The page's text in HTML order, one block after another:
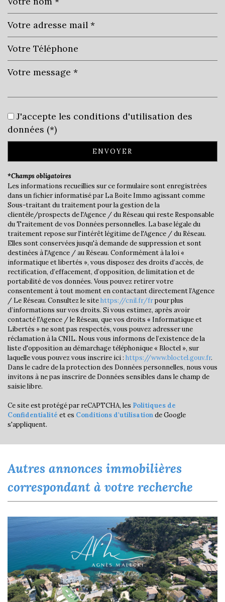
Bureau de poste
statistiques
Nombre d'habitants
Propriétaires (vs. locataires)
59,43 %
Taxe habitation
20,72 %
Taxe foncière
Habitants de moins de 25 ans
23,34 %
Habitants de 25 à 55 ans
Habitants de plus de 55 ans
Nombre d'enfants par famille
0,69
Familles sans enfant
58,85 %
Familles avec 1 ou 2 enfants
35,86 %
Maisons
61,91 %
Appartements
38,09 %
J'accepte les conditions d'utilisation des
données (*)
ENVOYER
*Champs obligatoires
Les informations recueillies sur ce formulaire sont enregistrées
dans un fichier informatisé par La Boite Immo agissant comme
Sous-traitant du traitement pour la gestion de la
clientèle/prospects de l'Agence / du Réseau qui reste Responsable
du Traitement de vos Données personnelles. La base légale du
traitement repose sur l'intérêt légitime de l'Agence / du Réseau.
Elles sont conservées jusqu'à demande de suppression et sont
destinées à l'Agence / au Réseau. Conformément à la loi «
informatique et libertés », vous disposez des droits d’accès, de
rectification, d’effacement, d’opposition, de limitation et de
portabilité de vos données. Vous pouvez retirer votre
consentement à tout moment en contactant directement l’Agence
/ Le Réseau. Consultez le sitehttps://cnil.fr/frpour plus
d’informations sur vos droits. Si vous estimez, après avoir
contacté l'Agence / le Réseau, que vos droits « Informatique et
Libertés » ne sont pas respectés, vous pouvez adresser une
réclamation à la CNIL. Nous vous informons de l’existence de la
liste d'opposition au démarchage téléphonique « Bloctel », sur
laquelle vous pouvez vous inscrire ici : https://www.bloctel.gouv.fr.
Dans le cadre de la protection des Données personnelles, nous vous
invitons à ne pas inscrire de Données sensibles dans le champ de
saisie libre.
Ce site est protégé par reCAPTCHA, les Politiques de
Confidentialité et es Conditions d'utilisationde Google
s'appliquent.
autres annonces immobilières
correspondant à votre recherche